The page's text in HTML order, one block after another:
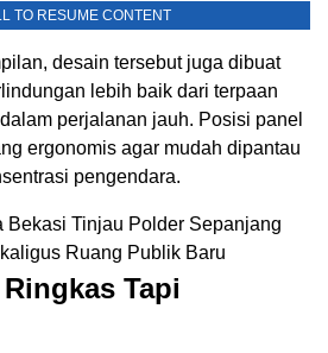
TO RESUME CONTENT
desain tersebut juga dibuat
lebih baik dari terpaan
perjalanan jauh. Posisi panel
ergonomis agar mudah dipantau
pengendara.
Bekasi Tinjau Polder Sepanjang
Ruang Publik Baru
Tapi